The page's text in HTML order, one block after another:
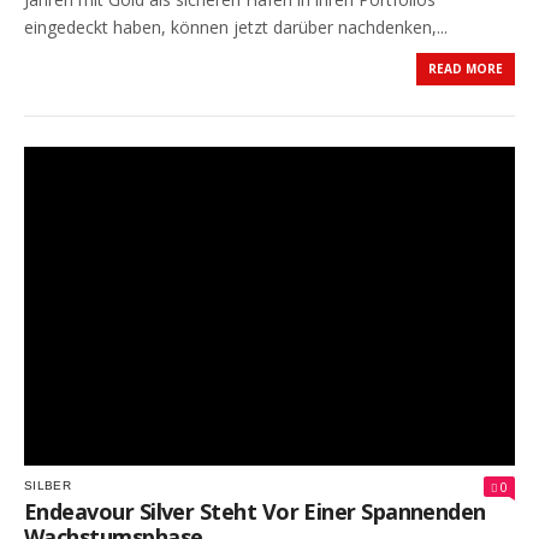
VERPASST?
eingedeckt haben, können jetzt darüber nachdenken,...
READ MORE
SILBER 0
Endeavour Silver Steht Vor Einer Spannenden